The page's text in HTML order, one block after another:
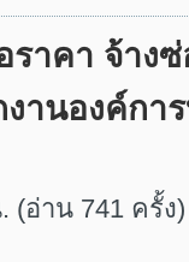
ราคา จ้าง
านองค์กา
(อ่าน 741 ครั้ง)